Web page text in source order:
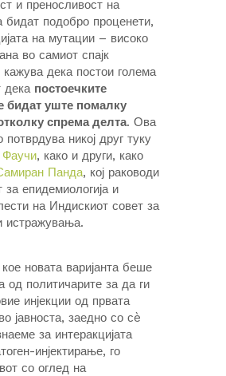
и преносливост на
подобро проценети,
на мутации – високо
во самиот спајк
кажува дека постои голема
дека постоечките
бидат уште помалку
спрема делта. Ова
потврдува никој друг туку
, како и други, како
Панда, кој раководи
епидемиологија и
на Индискиот совет за
истражувања.
новата варијанта беше
од политичарите за да ги
инјекции од првата
јавноста, заедно со сè
за интеракцијата
инјектирање, го
со оглед на